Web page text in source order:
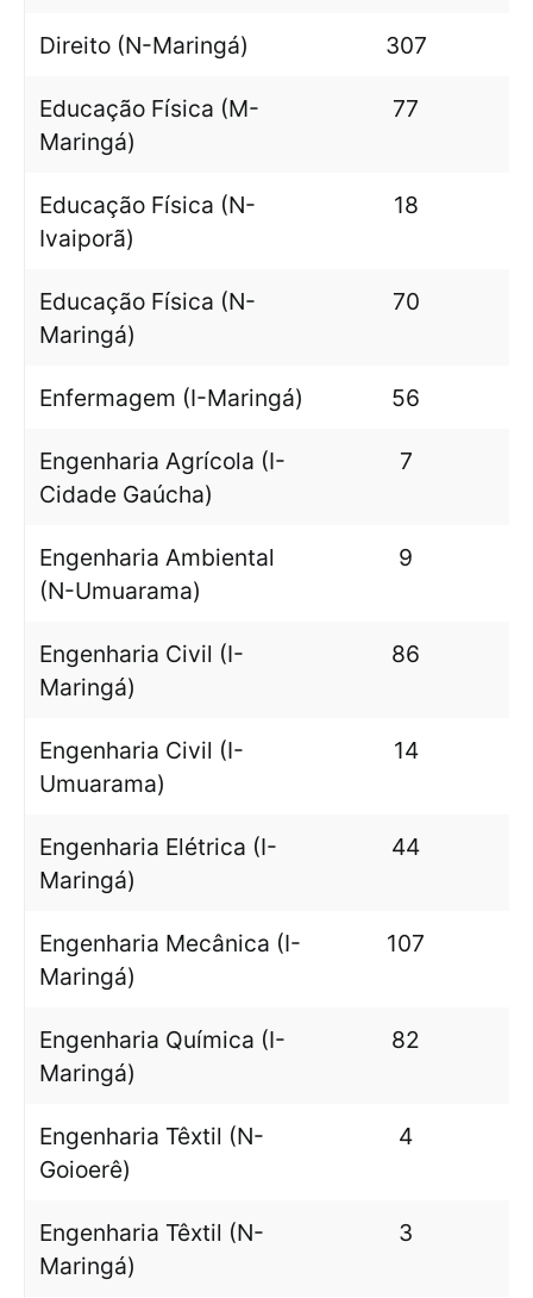
Direito (N-Maringá) 307
Educação Física (M-
Maringá)
77
Educação Física (N-
Ivaiporã)
18
Educação Física (N-
Maringá)
70
Enfermagem (I-Maringá) 56
Engenharia Agrícola (I-
Cidade Gaúcha)
7
Engenharia Ambiental
(N-Umuarama)
9
Engenharia Civil (I-
Maringá)
86
Engenharia Civil (I-
Umuarama)
14
Engenharia Elétrica (I-
Maringá)
44
Engenharia Mecânica (I-
Maringá)
107
Engenharia Química (I-
Maringá)
82
Engenharia Têxtil (N-
Goioerê)
4
Engenharia Têxtil (N-
Maringá)
3